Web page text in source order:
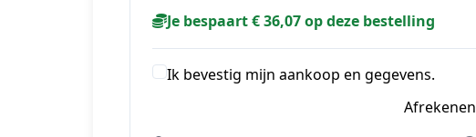
Je bespaart € 36,07 op deze bestelling
Ik bevestig mijn aankoop en gegevens.
Afrekenen